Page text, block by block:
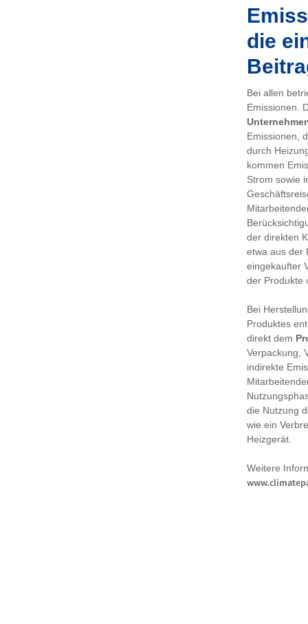
die
Bei allen
Emissionen.
Emissionen,
durch
kommen
Strom sowie
der direkten
etwa aus der
eingekaufter
der Produkte
Bei
Produktes
direkt dem
Verpackung,
indirekte
die Nutzung
wie ein
Heizgerät.
Weitere